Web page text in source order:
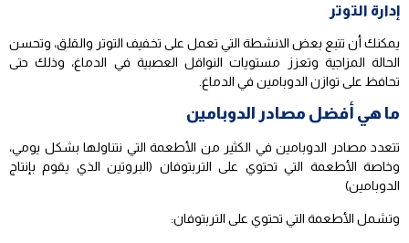
إدارة التوتر
يمكنك أن تتبع بعض الانشطة التي تعمل على تخفيف التوتر والقلق، وتحسن
الحالة المزاجية وتعزز مستويات النواقل العصبية في الدماغ، وذلك حتى
تحافظ على توازن الدوبامين في الدماغ.
ما هي أفضل مصادر الدوبامين
تتعدد مصادر الدوبامين في الكثير من الأطعمة التي نتناولها بشكل يومي،
وخاصة الأطعمة التي تحتوي على التربتوفان (البروتين الذي يقوم بإنتاج
الدوبامين)
وتشمل الأطعمة التي تحتوي على التربتوفان: